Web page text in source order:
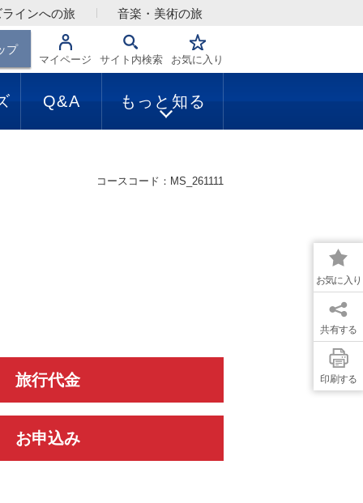
インへの旅 音楽・美術の旅
お気に入り
サイト内検索
マイページ
プ
Q&A もっと知る
お気に入り
共有する
印刷する
コースコード：MS_261111
旅行代金
お申込み